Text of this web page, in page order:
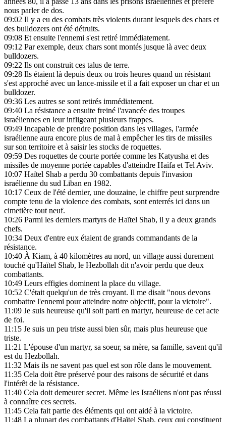
nous parler de dos.
09:02 Il y a eu des combats très violents durant lesquels des chars et
des bulldozers ont été détruits.
09:08 Et ensuite l'ennemi s'est retiré immédiatement.
09:12 Par exemple, deux chars sont montés jusque là avec deux
bulldozers.
09:22 Ils ont construit ces talus de terre.
09:28 Ils étaient là depuis deux ou trois heures quand un résistant
s'est approché avec un lance-missile et il a fait exposer un char et un
bulldozer.
09:36 Les autres se sont retirés immédiatement.
09:40 La résistance a ensuite freiné l'avancée des troupes
israéliennes en leur infligeant plusieurs frappes.
09:49 Incapable de prendre position dans les villages, l'armée
israélienne aura encore plus de mal à empêcher les tirs de missiles
sur son territoire et à saisir les stocks de roquettes.
09:59 Des roquettes de courte portée comme les Katyusha et des
missiles de moyenne portée capables d'atteindre Haïfa et Tel Aviv.
10:07 Haïtel Shab a perdu 30 combattants depuis l'invasion
israélienne du sud Liban en 1982.
10:17 Ceux de l'été dernier, une douzaine, le chiffre peut surprendre
compte tenu de la violence des combats, sont enterrés ici dans un
cimetière tout neuf.
10:26 Parmi les derniers martyrs de Haïtel Shab, il y a deux grands
chefs.
10:34 Deux d'entre eux étaient de grands commandants de la
résistance.
10:40 À Kiam, à 40 kilomètres au nord, un village aussi durement
touché qu'Haïtel Shab, le Hezbollah dit n'avoir perdu que deux
combattants.
10:49 Leurs effigies dominent la place du village.
10:52 C'était quelqu'un de très croyant. Il me disait "nous devons
combattre l'ennemi pour atteindre notre objectif, pour la victoire".
11:09 Je suis heureuse qu'il soit parti en martyr, heureuse de cet acte
de foi.
11:15 Je suis un peu triste aussi bien sûr, mais plus heureuse que
triste.
11:21 L'épouse d'un martyr, sa soeur, sa mère, sa famille, savent qu'il
est du Hezbollah.
11:32 Mais ils ne savent pas quel est son rôle dans le mouvement.
11:35 Cela doit être préservé pour des raisons de sécurité et dans
l'intérêt de la résistance.
11:40 Cela doit demeurer secret. Même les Israéliens n'ont pas réussi
à connaître ces secrets.
11:45 Cela fait partie des éléments qui ont aidé à la victoire.
11:48 La plupart des combattants d'Haïtel Shab, ceux qui constituent